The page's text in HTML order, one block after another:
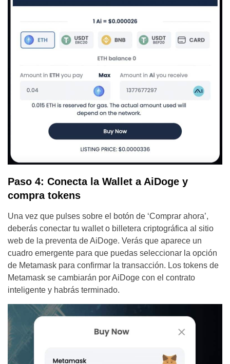
Paso 4: Conecta la Wallet a AiDoge y
compra tokens
Una vez que pulses sobre el botón de ‘Comprar ahora’,
deberás conectar tu wallet o billetera criptográfica al sitio
web de la preventa de AiDoge. Verás que aparece un
cuadro emergente para que puedas seleccionar la opción
de Metamask para confirmar la transacción. Los tokens de
Metamask se cambiarán por AiDoge con el contrato
inteligente y habrás terminado.